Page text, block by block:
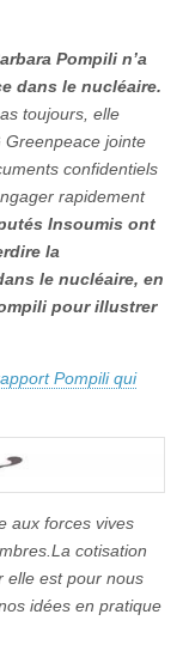
Pompili n’a
dans le nucléaire.
toujours, elle
Greenpeace jointe
confidentiels
rapidement
Insoumis ont
la
le nucléaire, en
pour illustrer
Pompili qui
aux forces vives
cotisation
elle est pour nous
idées en pratique